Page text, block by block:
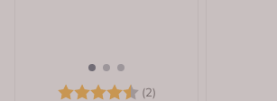
Karakter: (2)